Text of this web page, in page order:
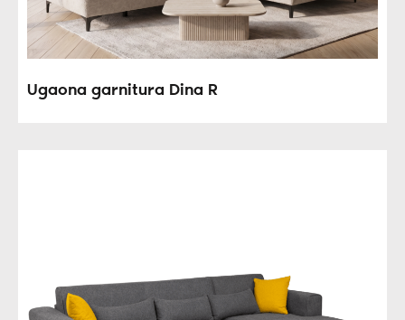
Ugaona garnitura Dina R